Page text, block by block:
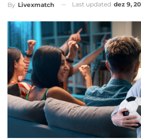
By Livexmatch Last updated dez 9,